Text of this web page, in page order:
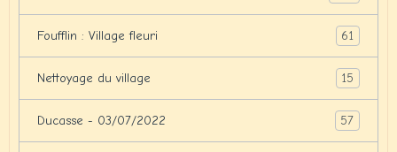
Foufflin : Village fleuri 61
Nettoyage du village 15
Ducasse - 03/07/2022 57